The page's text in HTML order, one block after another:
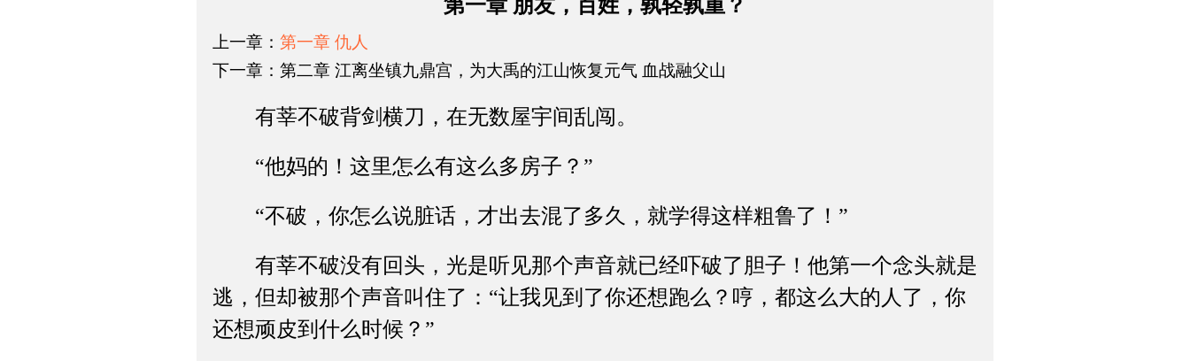
第一章 朋友，百姓，孰轻孰重？
上一章： 第一章 仇人
下一章：第二章 江离坐镇九鼎宫，为大禹的江山恢复元气 血战融父山
有莘不破背剑横刀，在无数屋宇间乱闯。
“他妈的！这里怎么有这么多房子？”
“不破，你怎么说脏话，才出去混了多久，就学得这样粗鲁了！”
有莘不破没有回头，光是听见那个声音就已经吓破了胆子！他第一个念头就是
逃，但却被那个声音叫住了：“让我见到了你还想跑么？哼，都这么大的人了，你
还想顽皮到什么时候？”